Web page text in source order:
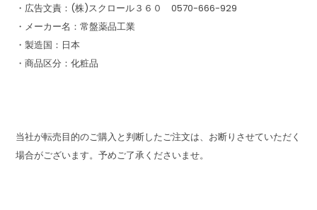
・広告文責：(株)スクロール３６０ 0570-666-929
・メーカー名：常盤薬品工業
・製造国：日本
・商品区分：化粧品
当社が転売目的のご購入と判断したご注文は、お断りさせていただく
場合がございます。予めご了承くださいませ。